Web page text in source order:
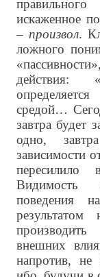
искаженное
– произвол.
ложного
действия:
средой…
завтра будет
одно,
зависимости
Видимость
поведения
результатом
внешних
напротив,